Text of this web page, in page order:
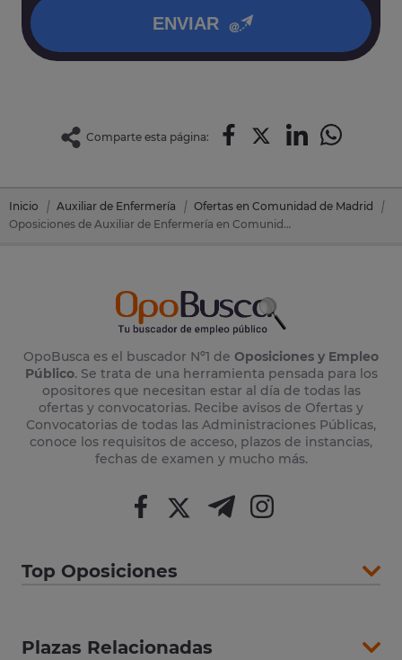
ENVIAR
Comparte esta página:
Inicio Auxiliar de Enfermería
Ofertas en Comunidad de Madrid
Oposiciones de Auxiliar de Enfermería en Comunidad de Madrid
OpoBusca es el buscador Nº1 de Oposiciones y Empleo
Público. Se trata de una herramienta pensada para los
opositores que necesitan estar al día de todas las
ofertas y convocatorias. Recibe avisos de Ofertas y
Convocatorias de todas las Administraciones Públicas,
conoce los requisitos de acceso, plazos de instancias,
fechas de examen y mucho más.
Top Oposiciones
Plazas Relacionadas